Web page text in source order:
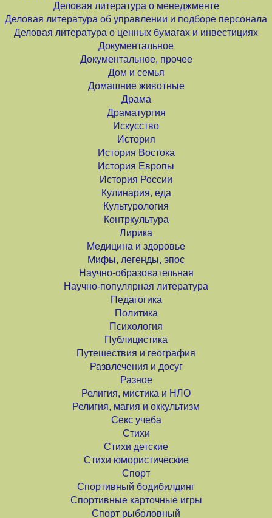
Деловая литература о менеджменте
Деловая литература об управлении и подборе персонала
Деловая литература о ценных бумагах и инвестициях
Документальное
Документальное, прочее
Дом и семья
Домашние животные
Драма
Драматургия
Искусство
История
История Востока
История Европы
История России
Кулинария, еда
Культурология
Контркультура
Лирика
Медицина и здоровье
Мифы, легенды, эпос
Научно-образовательная
Научно-популярная литература
Педагогика
Политика
Психология
Публицистика
Путешествия и география
Развлечения и досуг
Разное
Религия, мистика и НЛО
Религия, магия и оккультизм
Секс учеба
Стихи
Стихи детские
Стихи юмористические
Спорт
Спортивный бодибилдинг
Спортивные карточные игры
Спорт рыболовный